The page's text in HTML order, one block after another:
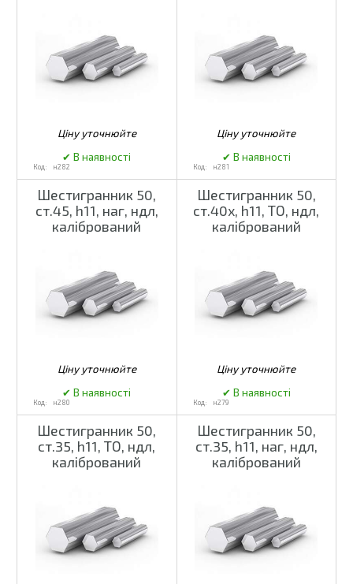
н282 н281
Шестигранник 50,
ст.45, h11, наг, ндл,
калібрований
н280
Шестигранник 50,
ст.40х, h11, ТО, ндл,
калібрований
н279
Шестигранник 50,
ст.35, h11, ТО, ндл,
калібрований
Шестигранник 50,
ст.35, h11, наг, ндл,
калібрований